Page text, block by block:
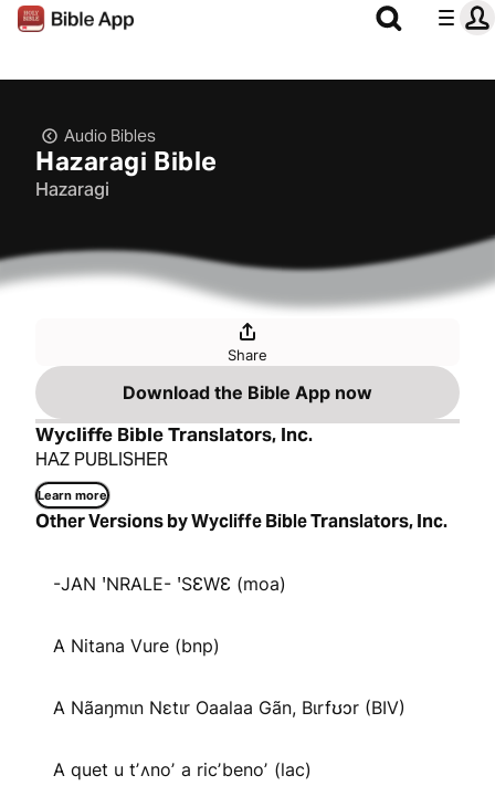
Audio Bibles
Hazaragi Bible
Hazaragi
Share
Download the Bible App now
Wycliffe Bible Translators, Inc.
HAZ PUBLISHER
Learn more
Other Versions by Wycliffe Bible Translators, Inc.
-JAN ꞌNRALE- ꞌSƐWƐ (moa)
A Nitana Vure (bnp)
A Nãaŋmɩn Nɛtɩr Oaalaa Gãn, Bɩrfʊɔr (BIV)
A quet u tʼʌnoʼ a ricʼbenoʼ (lac)